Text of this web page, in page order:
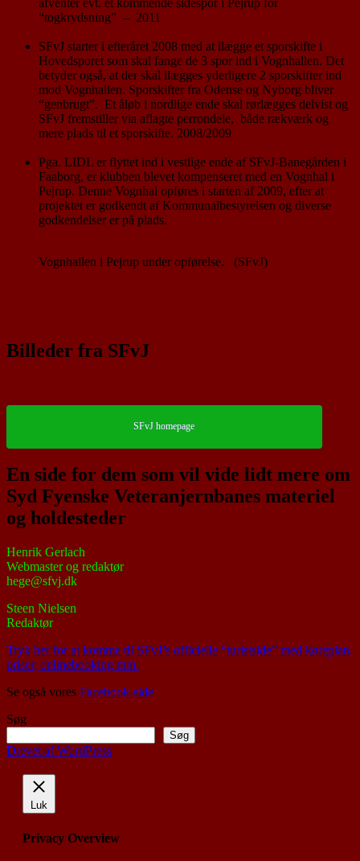
“togkrydsning” – 2011
SFvJ starter i efteråret 2008 med at ilægge et sporskifte i
Hovedsporet som skal fange de 3 spor ind i Vognhallen. Det
betyder også, at der skal ilægges yderligere 2 sporskifter ind
mod Vognhallen. Sporskifter fra Odense og Nyborg bliver
“genbrugt”. Et åløb i nordlige ende skal rørlægges delvist og
SFvJ fremstiller via aflagte perrondele, både rækværk og
mere plads til et sporskifte. 2008/2009
Pga. LIDL er flyttet ind i vestlige ende af SFvJ-Banegården i
Faaborg, er klubben blevet kompenseret med en Vognhal i
Pejrup. Denne Vognhal opføres i starten af 2009, efter at
projektet er godkendt af Kommunalbestyrelsen og diverse
godkendelser er på plads.
Vognhallen i Pejrup under opførelse. (SFvJ)
Billeder fra SFvJ
SFvJ homepage
En side for dem som vil vide lidt mere om
Syd Fyenske Veteranjernbanes materiel
og holdesteder
Henrik Gerlach
Webmaster og redaktør
hege@sfvj.dk
Steen Nielsen
Redaktør
Tryk her for at komme til SFvJ’s officielle “turistside” med køreplan,
priser, onlinebooking mm.
Se også vores Facebook-side
Søg
Søg
Drevet af WordPress
Luk
Privacy Overview